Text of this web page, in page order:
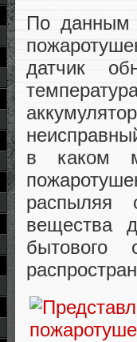
По данным
датчик
в каком
распыляя
вещества
бытового